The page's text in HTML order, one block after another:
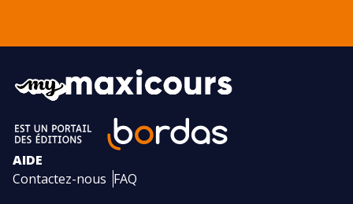
AIDE
Contactez-nous FAQ